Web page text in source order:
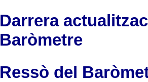
Darrera
Baròmetre
Ressò del